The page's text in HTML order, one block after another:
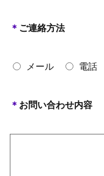
＊ ご連絡方法
メール 電話
＊ お問い合わせ内容